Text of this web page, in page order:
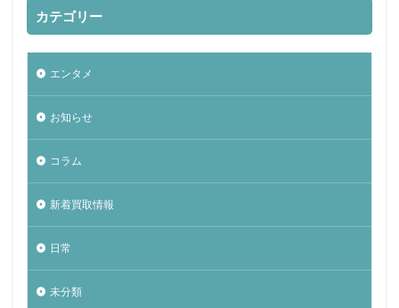
カテゴリー
エンタメ
お知らせ
コラム
新着買取情報
日常
未分類